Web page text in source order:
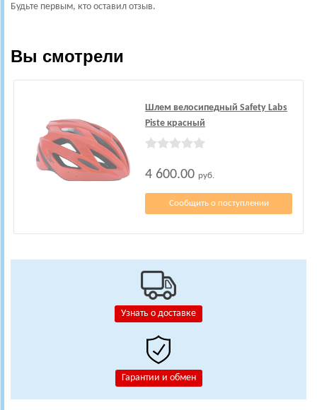
Узнать о доставке
Гарантии и обмен
Будьте первым, кто оставил отзыв.
Вы смотрели
Шлем велосипедный Safety Labs
Piste красный
4 600.00 руб.
Сообщить о поступлении